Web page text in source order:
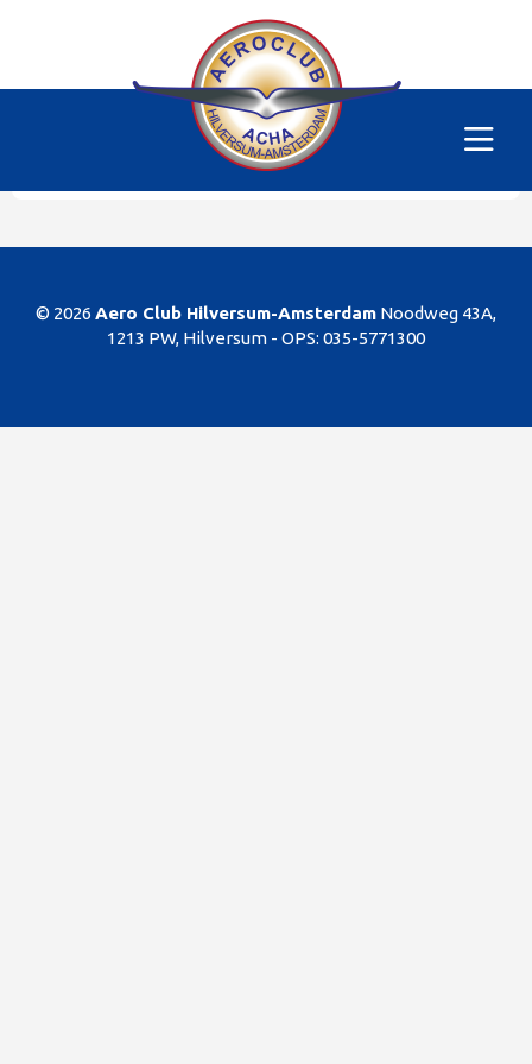
PH-SKM
Dit gedeelte van de website is alleen voor de
leden/begunstigers van onze club. Sorry. U kunt
natuurlijk altijd lid worden!
© 2026 Aero Club Hilversum-Amsterdam Noodweg 43A,
1213 PW, Hilversum - OPS: 035-5771300